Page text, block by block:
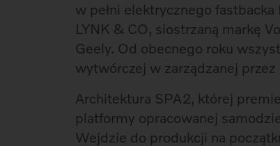
w pełni elektrycznego
LYNK & CO, siostrzaną markę
Geely. Od obecnego roku
wytwórczej w zarządzanej
Architektura SPA2, której
platformy opracowanej
Wejdzie do produkcji na